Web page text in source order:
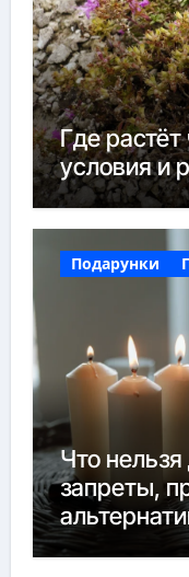
Где
условия и
Подарунки
Что
запреты,